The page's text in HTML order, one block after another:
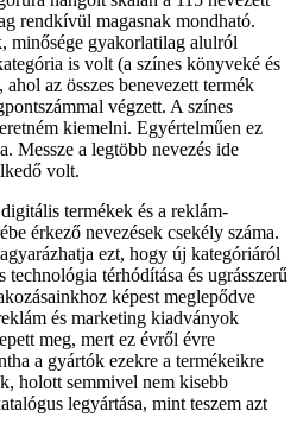
rendkívül magasnak mondható.
minősége gyakorlatilag alulról
is volt (a színes könyveké és
az összes benevezett termék
végzett. A színes
kiemelni. Egyértelműen ez
Messze a legtöbb nevezés ide
volt.
termékek és a reklám-
érkező nevezések csekély száma.
ezt, hogy új kategóriáról
térhódítása és ugrásszerű
képest meglepődve
és marketing kiadványok
meg, mert ez évről évre
a gyártók ezekre a termékeikre
holott semmivel nem kisebb
legyártása, mint teszem azt